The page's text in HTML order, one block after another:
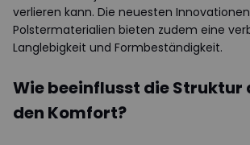
verlieren kann. Die neuesten
Polstermaterialien bieten zudem eine
Langlebigkeit und Formbeständigkeit.
Wie beeinflusst die Struktur
den Komfort?